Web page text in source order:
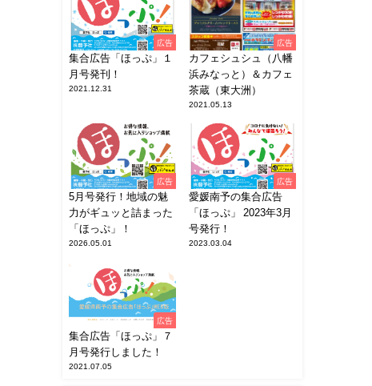
広告
集合広告「ほっぷ」１
月号発刊！
2021.12.31
広告
カフェシュシュ（八幡
浜みなっと）＆カフェ
茶蔵（東大洲）
2021.05.13
広告
5月号発行！地域の魅
力がギュッと詰まった
「ほっぷ」！
2026.05.01
広告
愛媛南予の集合広告
「ほっぷ」 2023年3月
号発行！
2023.03.04
広告
集合広告「ほっぷ」７
月号発行しました！
2021.07.05